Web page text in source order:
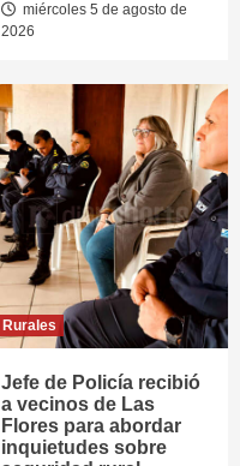
miércoles 5 de agosto de
2026
Rurales
Jefe de Policía recibió
a vecinos de Las
Flores para abordar
inquietudes sobre